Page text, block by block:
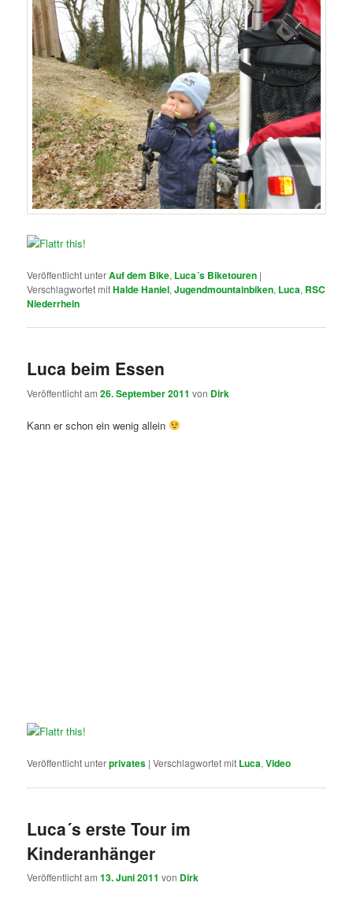
Veröffentlicht unterAuf dem Bike, Luca´s Biketouren |
Verschlagwortet mitHalde Haniel,Jugendmountainbiken, Luca, RSC
Niederrhein
Luca beim Essen
Veröffentlicht am26. September 2011 von Dirk
Kann er schon ein wenig allein
Veröffentlicht unterprivates |Verschlagwortet mit Luca,Video
Luca´s erste Tour im
Kinderanhänger
Veröffentlicht am13. Juni 2011 von Dirk